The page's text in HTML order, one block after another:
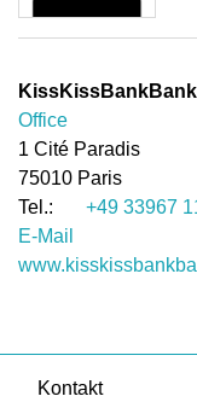
KissKissBankBank
Office
1 Cité Paradis
75010 Paris
+49 33967
E-Mail
Kontakt